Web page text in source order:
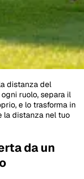
distanza del
ruolo, separa il
e lo trasforma in
la distanza nel tuo
da un